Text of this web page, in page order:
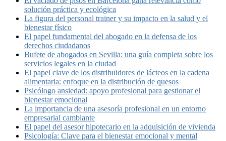
solución práctica y ecológica
La figura del personal trainer y su impacto en la salud y el
bienestar físico
El papel fundamental del abogado en la defensa de los
derechos ciudadanos
Bufete de abogados en Sevilla: una guía completa sobre los
servicios legales en la ciudad
El papel clave de los distribuidores de lácteos en la cadena
alimentaria: enfoque en la distribución de quesos
Psicólogo ansiedad: apoyo profesional para gestionar el
bienestar emocional
La importancia de una asesoría profesional en un entorno
empresarial cambiante
El papel del asesor hipotecario en la adquisición de vivienda
Psicología: Clave para el bienestar emocional y mental